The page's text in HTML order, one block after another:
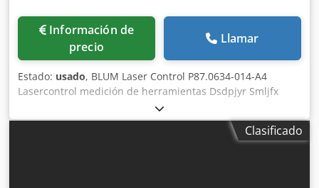
Información de
precio
Llamar
Estado: usado, BLUM Laser Control P87.0634-014-A4
Lasercontrol medición de herramientas Dsdpjyr Smljfx
Clasificado